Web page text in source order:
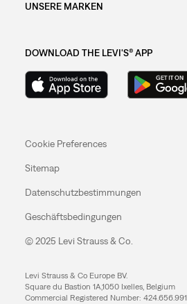
UNSERE MARKEN
DOWNLOAD THE LEVI'S® APP
Cookie Preferences
Sitemap
Datenschutzbestimmungen
Geschäftsbedingungen
© 2025 Levi Strauss & Co.
Levi Strauss & Co Europe BV.
Square du Bastion 1A,1050 Ixelles, Belgium
Commercial Registered Number: 424.656.991